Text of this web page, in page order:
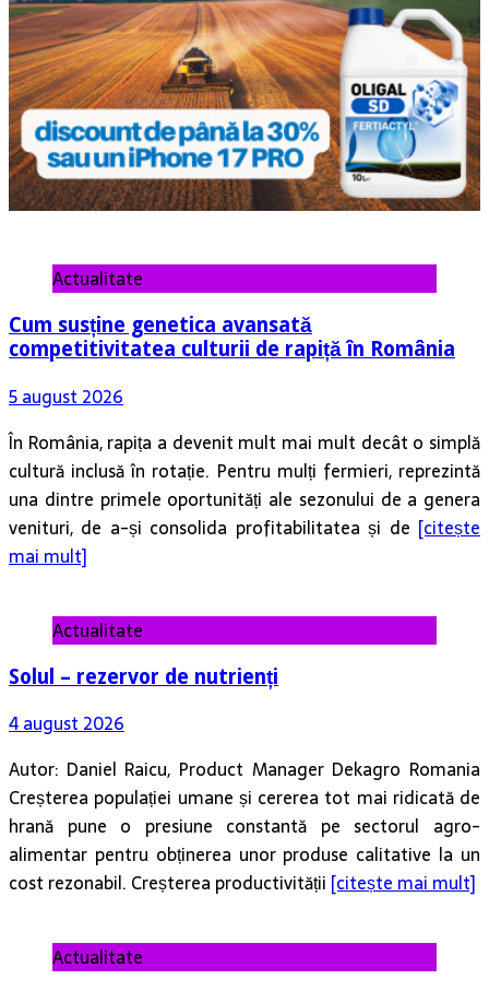
Actualitate
Cum susține genetica avansată
competitivitatea culturii de rapiță în România
5 august 2026
În România, rapița a devenit mult mai mult decât o simplă
cultură inclusă în rotație. Pentru mulți fermieri, reprezintă
una dintre primele oportunități ale sezonului de a genera
venituri, de a-și consolida profitabilitatea și de [citește
mai mult]
Actualitate
Solul – rezervor de nutrienți
4 august 2026
Autor: Daniel Raicu, Product Manager Dekagro Romania
Creșterea populației umane și cererea tot mai ridicată de
hrană pune o presiune constantă pe sectorul agro-
alimentar pentru obținerea unor produse calitative la un
cost rezonabil. Creșterea productivității [citește mai mult]
Actualitate